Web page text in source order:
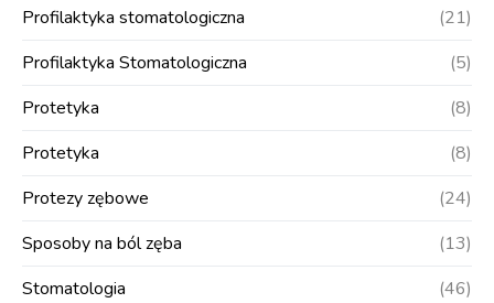
Profilaktyka stomatologiczna
(21)
Profilaktyka Stomatologiczna
(5)
Protetyka
(8)
Protetyka
(8)
Protezy zębowe
(24)
Sposoby na ból zęba
(13)
Stomatologia
(46)